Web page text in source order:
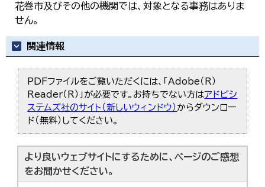
花巻市及びその他の機関では、対象となる事務はありま
せん。
関連情報
PDFファイルをご覧いただくには、「Adobe（R）
Reader（R）」が必要です。お持ちでない方はアドビシ
ステムズ社のサイト（新しいウィンドウ） からダウンロー
ド（無料）してください。
より良いウェブサイトにするために、ページのご感想
をお聞かせください。